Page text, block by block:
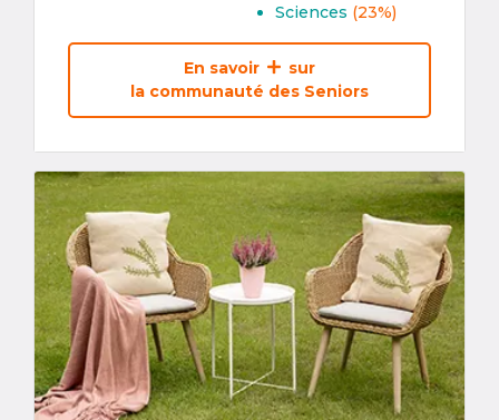
Sciences (23%)
En savoir
sur
la communauté des Seniors